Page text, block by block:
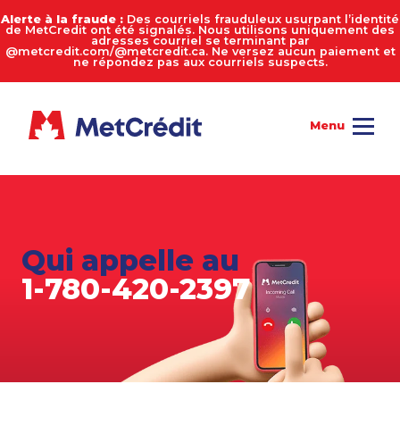
Alerte à la fraude : Des courriels frauduleux usurpant l’identité
de MetCredit ont été signalés. Nous utilisons uniquement des
adresses courriel se terminant par
@metcredit.com/@metcredit.ca. Ne versez aucun paiement et
ne répondez pas aux courriels suspects.
Qui appelle au
1-780-420-2397